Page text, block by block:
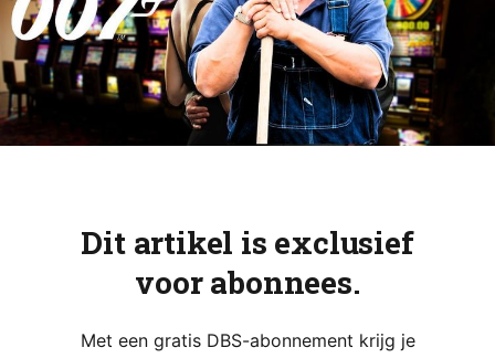
Dit artikel is exclusief
voor abonnees.
Met een gratis DBS-abonnement krijg je